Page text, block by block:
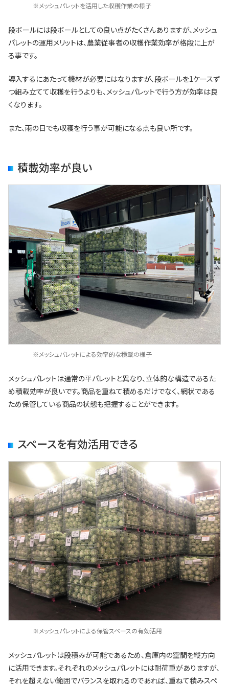
※メッシュパレットを活用した収穫作業の様子
段ボールには段ボールとしての良い点がたくさんありますが、メッシュ
パレットの運用メリットは、農業従事者の収穫作業効率が格段に上が
る事です。
導入するにあたって機材が必要にはなりますが、段ボールを1ケースず
つ組み立てて収穫を行うよりも、メッシュパレットで行う方が効率は良
くなります。
また、雨の日でも収穫を行う事が可能になる点も良い所です。
積載効率が良い
※メッシュパレットによる効率的な積載の様子
メッシュパレットは通常の平パレットと異なり、立体的な構造であるた
め積載効率が良いです。商品を重ねて積めるだけでなく、網状である
ため保管している商品の状態も把握することができます。
スペースを有効活用できる
※メッシュパレットによる保管スペースの有効活用
メッシュパレットは段積みが可能であるため、倉庫内の空間を縦方向
に活用できます。それぞれのメッシュパレットには耐荷重がありますが、
それを超えない範囲でバランスを取れるのであれば、重ねて積みスペ